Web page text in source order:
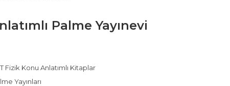
Palme Yayınevi
Fizik Konu Anlatımlı Kitaplar
Yayınları